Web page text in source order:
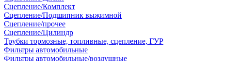
Сцепление/Комплект
Сцепление/Подшипник выжимной
Сцепление/прочее
Сцепление/Цилиндр
Трубки тормозные, топливные, сцепление, ГУР
Фильтры автомобильные
Фильтры автомобильные/воздушные